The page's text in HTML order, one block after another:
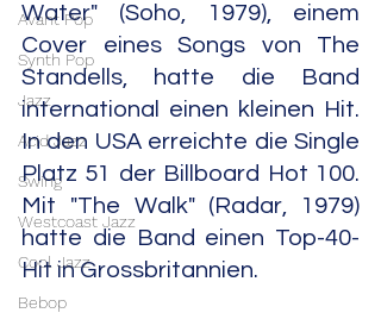
Avant Pop
Synth Pop
Jazz
Acid Jazz
Swing
Westcoast Jazz
Cool Jazz
Bebop
Water" (Soho, 1979), einem
Cover eines Songs von The
Standells, hatte die Band
international einen kleinen Hit.
In den USA erreichte die Single
Platz 51 der Billboard Hot 100.
Mit "The Walk" (Radar, 1979)
hatte die Band einen Top-40-
Hit in Grossbritannien.